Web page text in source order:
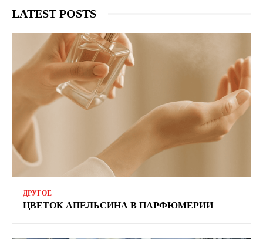
LATEST POSTS
ДРУГОЕ
ЦВЕТОК АПЕЛЬСИНА В ПАРФЮМЕРИИ